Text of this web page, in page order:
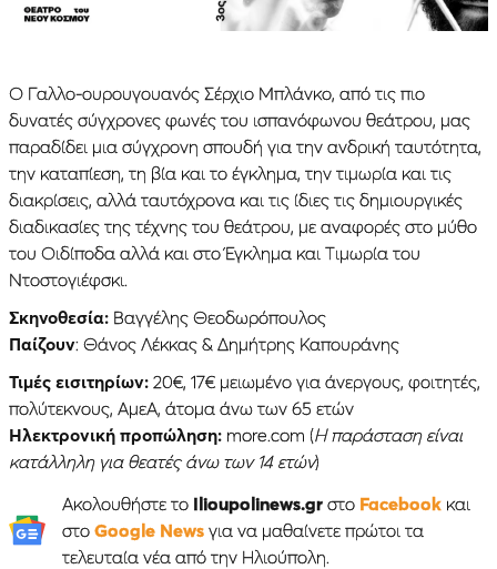
Ο Γαλλο-ουρουγουανός Σέρχιο Μπλάνκο, από τις πιο
δυνατές σύγχρονες φωνές του ισπανόφωνου θεάτρου, μας
παραδίδει μια σύγχρονη σπουδή για την ανδρική ταυτότητα,
την καταπίεση, τη βία και το έγκλημα, την τιμωρία και τις
διακρίσεις, αλλά ταυτόχρονα και τις ίδιες τις δημιουργικές
διαδικασίες της τέχνης του θεάτρου, με αναφορές στο μύθο
του Οιδίποδα αλλά και στο Έγκλημα και Τιμωρία του
Ντοστογιέφσκι.
Σκηνοθεσία: Βαγγέλης Θεοδωρόπουλος
Παίζουν: Θάνος Λέκκας & Δημήτρης Καπουράνης
Τιμές εισιτηρίων: 20€, 17€ μειωμένο για άνεργους, φοιτητές,
πολύτεκνους, ΑμεΑ, άτομα άνω των 65 ετών
Ηλεκτρονική προπώληση: more.com (Η παράσταση είναι
κατάλληλη για θεατές άνω των 14 ετών)
Ακολουθήστε το Ilioupolinews.grστο Facebookκαι
στο Google Newsγια να μαθαίνετε πρώτοι τα
τελευταία νέα από την Ηλιούπολη.